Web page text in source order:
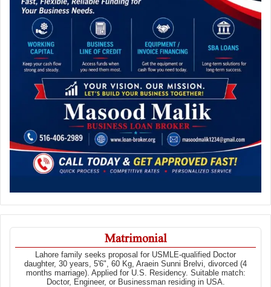
Matrimonial
Lahore family seeks proposal for USMLE-qualified Doctor
daughter, 30 years, 5'6", 60 Kg, Araein Sunni Brelvi, divorced (4
months marriage). Applied for U.S. Residency. Suitable match:
Doctor, Engineer, or Businessman residing in USA.